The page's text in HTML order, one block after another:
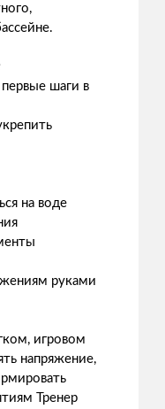
шаги в
на воде
руками
игровом
напряжение,
Тренер